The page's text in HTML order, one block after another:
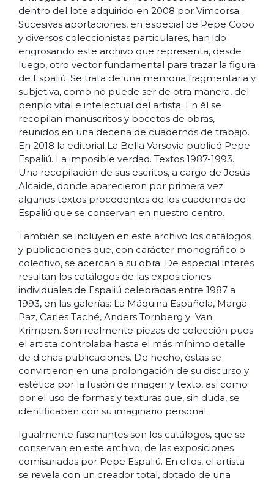
dentro del lote adquirido en 2008 por Vimcorsa.
Sucesivas aportaciones, en especial de Pepe Cobo
y diversos coleccionistas particulares, han ido
engrosando este archivo que representa, desde
luego, otro vector fundamental para trazar la figura
de Espaliú. Se trata de una memoria fragmentaria y
subjetiva, como no puede ser de otra manera, del
periplo vital e intelectual del artista. En él se
recopilan manuscritos y bocetos de obras,
reunidos en una decena de cuadernos de trabajo.
En 2018 la editorial La Bella Varsovia publicó Pepe
Espaliú. La imposible verdad. Textos 1987-1993.
Una recopilación de sus escritos, a cargo de Jesús
Alcaide, donde aparecieron por primera vez
algunos textos procedentes de los cuadernos de
Espaliú que se conservan en nuestro centro.
También se incluyen en este archivo los catálogos
y publicaciones que, con carácter monográfico o
colectivo, se acercan a su obra. De especial interés
resultan los catálogos de las exposiciones
individuales de Espaliú celebradas entre 1987 a
1993, en las galerías: La Máquina Española, Marga
Paz, Carles Taché, Anders Tornberg y Van
Krimpen. Son realmente piezas de colección pues
el artista controlaba hasta el más mínimo detalle
de dichas publicaciones. De hecho, éstas se
convirtieron en una prolongación de su discurso y
estética por la fusión de imagen y texto, así como
por el uso de formas y texturas que, sin duda, se
identificaban con su imaginario personal.
Igualmente fascinantes son los catálogos, que se
conservan en este archivo, de las exposiciones
comisariadas por Pepe Espaliú. En ellos, el artista
se revela con un creador total, dotado de una